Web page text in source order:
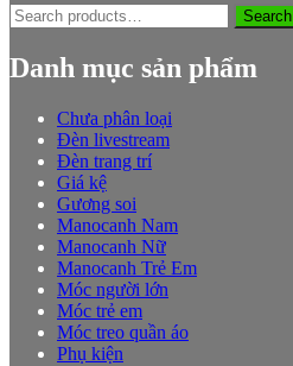
Search
for:
Search
Danh mục sản phẩm
Chưa phân loại
Đèn livestream
Đèn trang trí
Giá kệ
Gương soi
Manocanh Nam
Manocanh Nữ
Manocanh Trẻ Em
Móc người lớn
Móc trẻ em
Móc treo quần áo
Phụ kiện